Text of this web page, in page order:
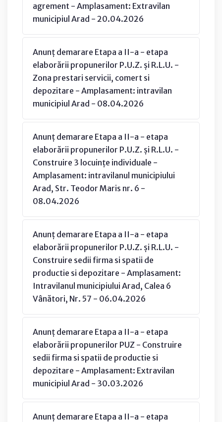
agrement - Amplasament: Extravilan
municipiul Arad - 20.04.2026
Anunț demarare Etapa a II-a - etapa
elaborării propunerilor P.U.Z. și R.L.U. -
Zona prestari servicii, comert si
depozitare - Amplasament: intravilan
municipiul Arad - 08.04.2026
Anunț demarare Etapa a II-a - etapa
elaborării propunerilor P.U.Z. și R.L.U. -
Construire 3 locuințe individuale -
Amplasament: intravilanul municipiului
Arad, Str. Teodor Maris nr. 6 -
08.04.2026
Anunț demarare Etapa a II-a - etapa
elaborării propunerilor P.U.Z. și R.L.U. -
Construire sedii firma si spatii de
productie si depozitare - Amplasament:
Intravilanul municipiului Arad, Calea 6
Vânători, Nr. 57 - 06.04.2026
Anunț demarare Etapa a II-a - etapa
elaborării propunerilor PUZ - Construire
sedii firma si spatii de productie si
depozitare - Amplasament: Extravilan
municipiul Arad - 30.03.2026
Anunț demarare Etapa a II-a - etapa